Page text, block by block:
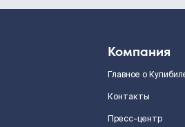
Компания
Главное о
Контакты
Пресс-центр